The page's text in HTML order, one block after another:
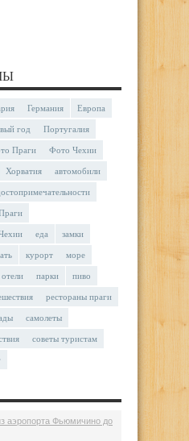
Германия Европа
год Португалия
Праги Фото Чехии
Хорватия автомобили
еда замки
курорт море
отели парки пиво
рестораны праги
самолеты
советы туристам
аэропорта Фьюмичино до